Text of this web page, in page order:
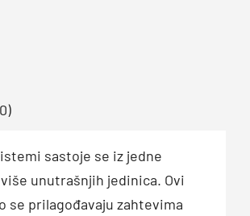
sastoje se iz jedne
unutrašnjih jedinica. Ovi
se prilagođavaju zahtevima